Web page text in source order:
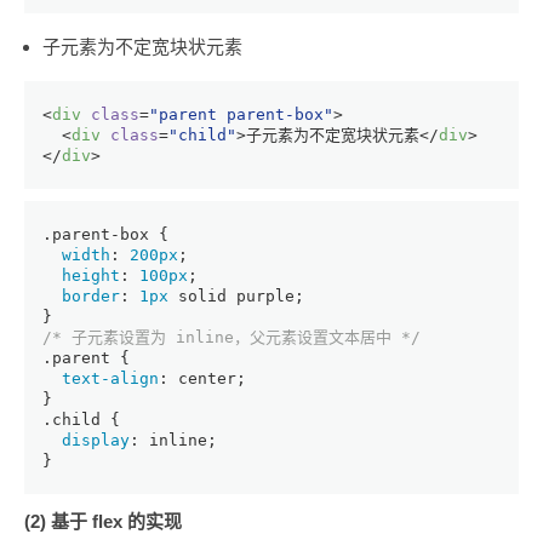
子元素为不定宽块状元素
<div class="parent parent-box">
<div class="child">子元素为不定宽块状元素</div>
</div>
.parent-box {
width : 200px ;
height : 100px ;
border : 1px solid purple;
}
/* 子元素设置为 inline，父元素设置文本居中 */
.parent {
text-align : center;
}
.child
{
display : inline;
}
(2) 基于 flex 的实现